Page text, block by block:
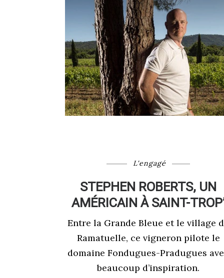
L'engagé
STEPHEN ROBERTS, UN
AMÉRICAIN À SAINT-
Entre la Grande Bleue et le village
Ramatuelle, ce vigneron pilote le
domaine Fondugues-Pradugues
beaucoup d’inspiration.